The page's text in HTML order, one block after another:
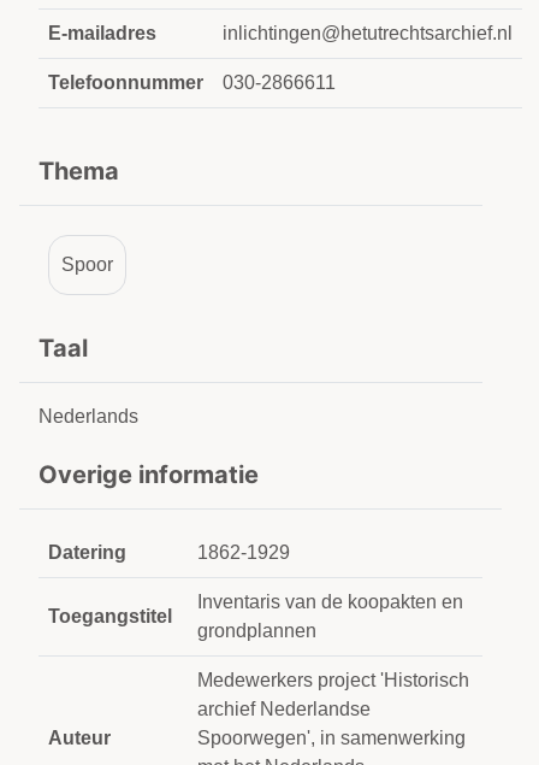
E-mailadres inlichtingen@hetutrechtsarchief.nl
Telefoonnummer 030-2866611
Thema
Spoor
Taal
Nederlands
Overige informatie
Datering 1862-1929
Toegangstitel
Inventaris van de koopakten en
grondplannen
Auteur
Medewerkers project 'Historisch
archief Nederlandse
Spoorwegen', in samenwerking